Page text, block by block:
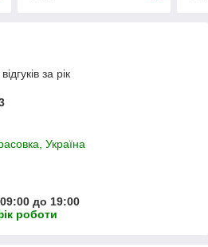
за рік
Україна
до 19:00
роботи